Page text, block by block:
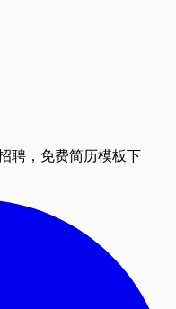
聘，免费简历模板下